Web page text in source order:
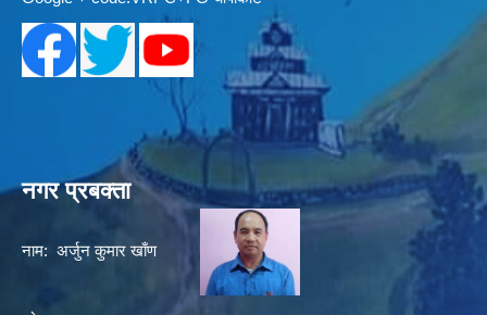
नगर प्रबक्ता
नाम: अर्जुन कुमार खाँण